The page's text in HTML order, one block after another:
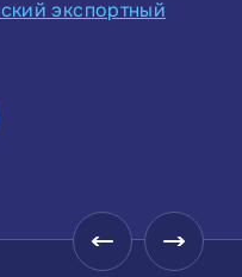
экспортный